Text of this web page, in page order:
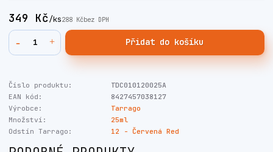
349 Kč/ks288 Kčbez DPH
Přidat do košíku
Číslo produktu:
TDC010120025A
EAN kód:
8427457038127
Výrobce:
Tarrago
Množství:
25ml
Odstín Tarrago:
12 - Červená Red